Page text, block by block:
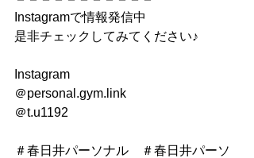
Instagramで情報発信中
是非チェックしてみてください♪
Instagram
＠personal.gym.link
＠t.u1192
＃春日井パーソナル　＃春日井パーソ